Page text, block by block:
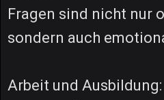
Fragen sind nicht nur
sondern auch
Arbeit und